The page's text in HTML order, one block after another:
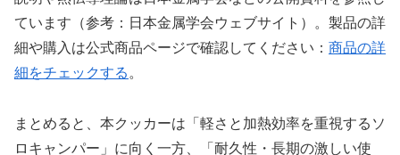
ています（参考：日本金属学会ウェブサイト）。製品の詳
細や購入は公式商品ページで確認してください： 商品の詳
細をチェックする。
まとめると、本クッカーは「軽さと加熱効率を重視するソ
ロキャンパー」に向く一方、「耐久性・長期の激しい使